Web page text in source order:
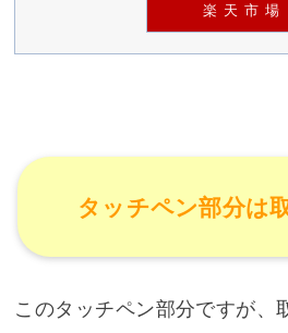
楽天市場
タッチペン部分は
このタッチペン部分ですが、